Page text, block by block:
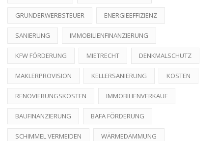
GRUNDERWERBSTEUER ENERGIEEFFIZIENZ
SANIERUNG IMMOBILIENFINANZIERUNG
KFW FÖRDERUNG MIETRECHT DENKMALSCHUTZ
MAKLERPROVISION KELLERSANIERUNG KOSTEN
RENOVIERUNGSKOSTEN IMMOBILIENVERKAUF
BAUFINANZIERUNG BAFA FÖRDERUNG
SCHIMMEL VERMEIDEN WÄRMEDÄMMUNG